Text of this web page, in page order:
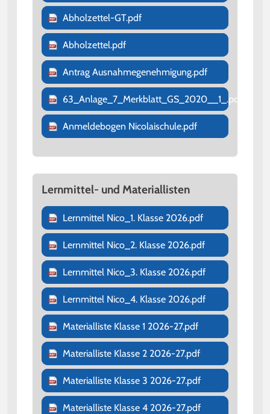
Abholzettel-GT.pdf
Abholzettel.pdf
Antrag Ausnahmegenehmigung.pdf
63_Anlage_7_Merkblatt_GS_2020__1_.pdf
Anmeldebogen Nicolaischule.pdf
Lernmittel- und Materiallisten
Lernmittel Nico_1. Klasse 2026.pdf
Lernmittel Nico_2. Klasse 2026.pdf
Lernmittel Nico_3. Klasse 2026.pdf
Lernmittel Nico_4. Klasse 2026.pdf
Materialliste Klasse 1 2026-27.pdf
Materialliste Klasse 2 2026-27.pdf
Materialliste Klasse 3 2026-27.pdf
Materialliste Klasse 4 2026-27.pdf